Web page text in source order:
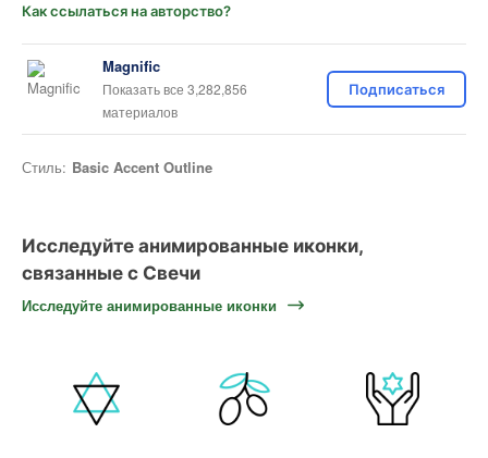
Как ссылаться на авторство?
Magnific
Показать все 3,282,856
материалов
Подписаться
Стиль: Basic Accent Outline
Исследуйте анимированные иконки,
связанные с Свечи
Исследуйте анимированные иконки